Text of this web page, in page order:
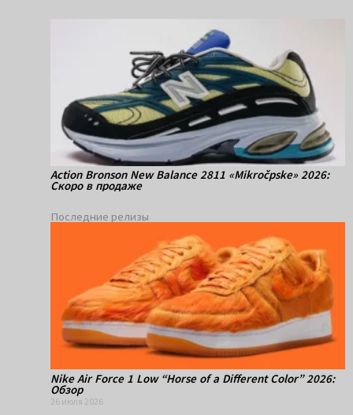
Action Bronson New Balance 2811 «Mikročpske» 2026:
Скоро в продаже
Последние релизы
Nike Air Force 1 Low “Horse of a Different Color” 2026:
Обзор
26 июля 2026